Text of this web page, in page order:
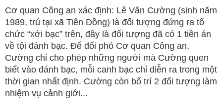
Cơ quan Công an xác định: Lê Văn Cường (sinh năm
1989, trú tại xã Tiên Đồng) là đối tượng đứng ra tổ
chức “xới bạc” trên, đây là đối tượng đã có 1 tiền án
về tội đánh bạc. Để đối phó Cơ quan Công an,
Cường chỉ cho phép những người mà Cường quen
biết vào đánh bạc, mỗi canh bạc chỉ diễn ra trong một
thời gian nhất định. Cường còn bố trí 2 đối tượng làm
nhiệm vụ cảnh giới...